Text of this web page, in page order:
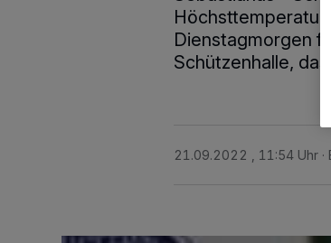
Dienstagmorgen
Schützenhalle,
21.09.2022 , 11:54 Uhr